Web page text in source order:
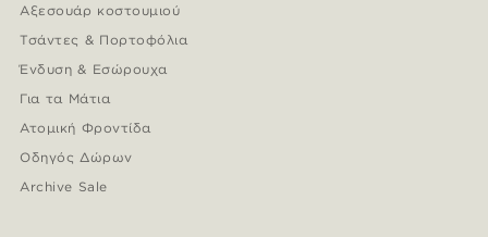
Αξεσουάρ κοστουμιού
Τσάντες & Πορτοφόλια
Ένδυση & Εσώρουχα
Για τα Μάτια
Ατομική Φροντίδα
Οδηγός Δώρων
Archive Sale